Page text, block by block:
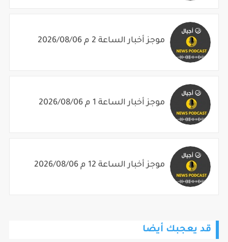
موجز أخبار الساعة 2 م 2026/08/06
موجز أخبار الساعة 1 م 2026/08/06
موجز أخبار الساعة 12 م 2026/08/06
قد يعجبك أيضا